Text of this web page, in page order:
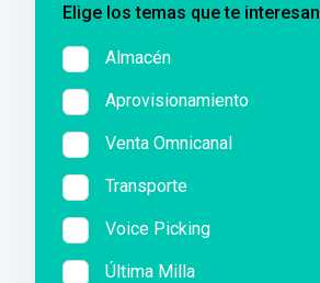
Elige los temas que te interesan
Almacén
Aprovisionamiento
Venta Omnicanal
Transporte
Voice Picking
Última Milla